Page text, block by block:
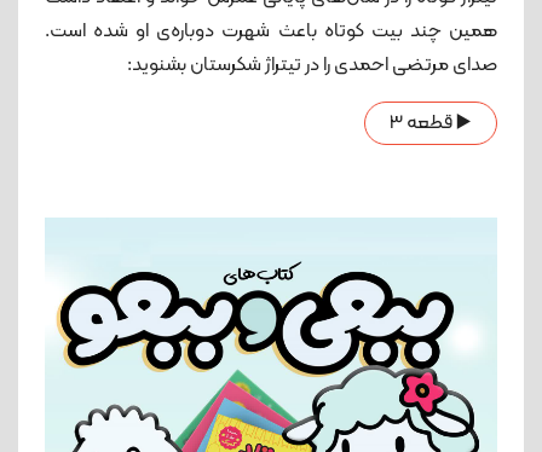
همین چند بیت کوتاه باعث شهرت دوباره‌ی او شده است.
صدای مرتضی احمدی را در تیتراژ شکرستان بشنوید:
▶️ قطعه 3